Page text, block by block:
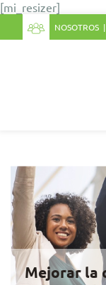
[mi_resizer]
NOSOTROS
Mejorar la